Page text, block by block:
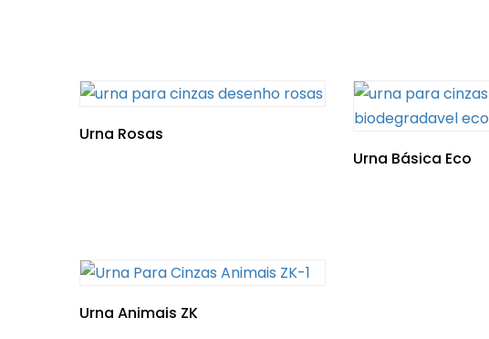
Urna Rosas
Urna Básica Eco
Urna Animais ZK